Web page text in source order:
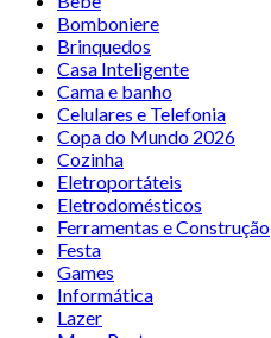
Bomboniere
Brinquedos
Casa Inteligente
Cama e banho
Celulares e Telefonia
Copa do Mundo 2026
Cozinha
Eletroportáteis
Eletrodomésticos
Ferramentas e Construção
Festa
Games
Informática
Lazer